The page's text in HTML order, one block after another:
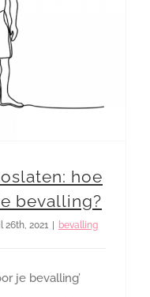
hoe
bevalling?
26th, 2021 bevalling
je bevalling’